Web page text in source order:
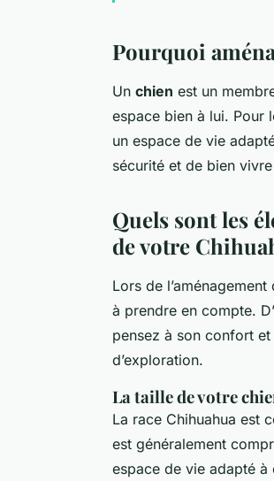
Pourquoi
Un chien est un
espace bien à lui. Pour
un espace de vie
sécurité et de bien
Quels sont les
de votre
Lors de
à prendre en compte.
pensez à son confort
d’exploration.
La taille de votre
La race Chihuahua est
est généralement
espace de vie adapté à